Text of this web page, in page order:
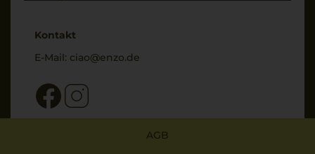
Kontakt
E-Mail: ciao@enzo.de
AGB